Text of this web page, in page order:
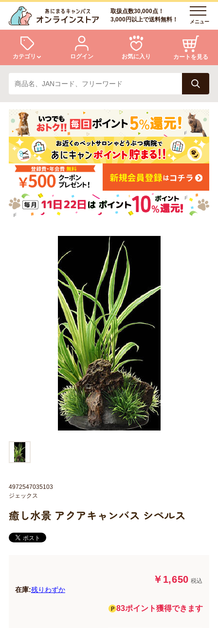
取扱点数30,000点！
3,000円以上で送料無料！
メニュー
カテゴリ
犬 猫
小動物・鳥 アクア・爬虫類・昆虫
ドッグフード キャットフード
美容・ケア用品 服・おさんぽ用品
トリマーグッズ シニアサポート
ログイン お気に入り カートを見る
ログイン
会員登録
あにまるキャンパスについて
アフターサービス
商品リクエスト
癒し水景 アクアキャンバス シペルス
￥1,650 税込
在庫:残りわずか
83ポイント獲得できます
4972547035103
ジェックス